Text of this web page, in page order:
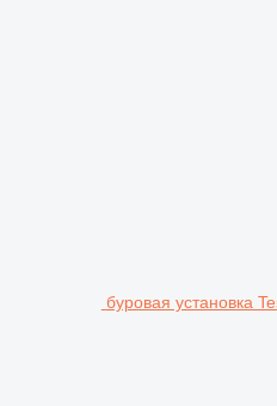
буровая установка